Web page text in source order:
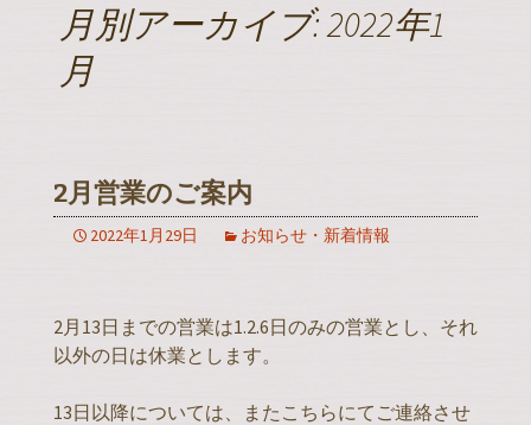
月別アーカイブ: 2022年1
月
2月営業のご案内
2022年1月29日 お知らせ・新着情報
2月13日までの営業は1.2.6日のみの営業とし、それ
以外の日は休業とします。
13日以降については、またこちらにてご連絡させ